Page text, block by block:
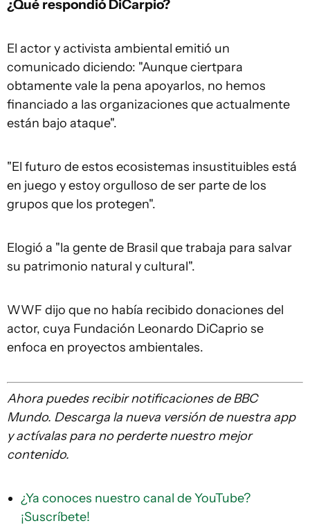
¿Qué respondió DiCarpio?
El actor y activista ambiental emitió un
comunicado diciendo: "Aunque ciertpara
obtamente vale la pena apoyarlos, no hemos
financiado a las organizaciones que actualmente
están bajo ataque".
"El futuro de estos ecosistemas insustituibles está
en juego y estoy orgulloso de ser parte de los
grupos que los protegen".
Elogió a "la gente de Brasil que trabaja para salvar
su patrimonio natural y cultural".
WWF dijo que no había recibido donaciones del
actor, cuya Fundación Leonardo DiCaprio se
enfoca en proyectos ambientales.
Ahora puedes recibir notificaciones de BBC
Mundo. Descarga la nueva versión de nuestra app
y actívalas para no perderte nuestro mejor
contenido.
¿Ya conoces nuestro canal de YouTube?
¡Suscríbete!